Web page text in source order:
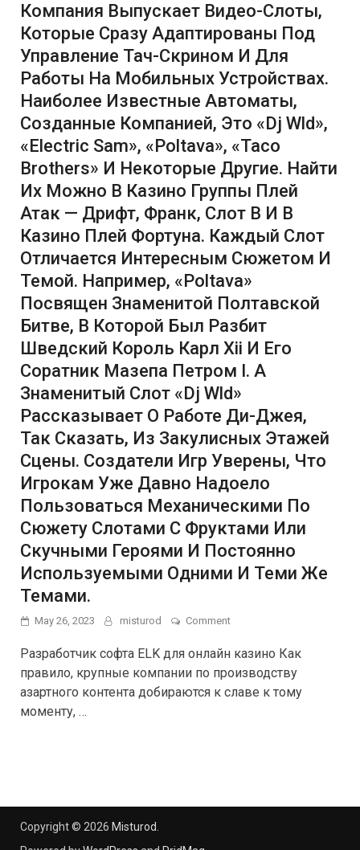
Компания Выпускает Видео-Слоты,
Которые Сразу Адаптированы Под
Управление Тач-Скрином И Для
Работы На Мобильных Устройствах.
Наиболее Известные Автоматы,
Созданные Компанией, Это «Dj Wld»,
«Electric Sam», «Poltava», «Taco
Brothers» И Некоторые Другие. Найти
Их Можно В Казино Группы Плей
Атак — Дрифт, Франк, Слот В И В
Казино Плей Фортуна. Каждый Слот
Отличается Интересным Сюжетом И
Темой. Например, «Poltava»
Посвящен Знаменитой Полтавской
Битве, В Которой Был Разбит
Шведский Король Карл Хіi И Его
Соратник Мазепа Петром I. А
Знаменитый Слот «Dj Wld»
Рассказывает О Работе Ди-Джея,
Так Сказать, Из Закулисных Этажей
Сцены. Создатели Игр Уверены, Что
Игрокам Уже Давно Надоело
Пользоваться Механическими По
Сюжету Слотами С Фруктами Или
Скучными Героями И Постоянно
Используемыми Одними И Теми Же
Темами.
May 26, 2023 misturod Commenton
Софта
Для
Онлайн
Азартного
Разработчик софта ELK для онлайн казино Как
правило, крупные компании по производству
азартного контента добираются к славе к тому
моменту, …
Copyright © 2026 Misturod